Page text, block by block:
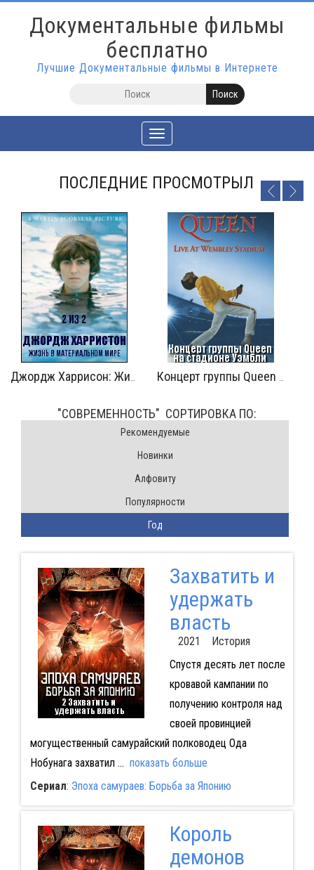
Документальные фильмы
бесплатно
Лучшие Документальные фильмы в Интернете
Toggle
navigation
ПОСЛЕДНИЕ ПРОСМОТРЫЛ
Концерт группы Queen на стадионе Уэмбли: 1 из 2 Simon and Garfunkel: Концерт в Центральном парке
"СОВРЕМЕННОСТЬ" CОРТИРОВКА ПО:
Pекомендуемые
Новинки
Алфовиту
Популярности
Год
Захватить и
удержать
власть
2021 История
Спустя десять лет после
кровавой кампании по
получению контроля над
своей провинцией
могущественный самурайский полководец Ода
Нобунага захватил... показать больше
Сериал: Эпоха самураев: Борьба за Японию
Король
демонов